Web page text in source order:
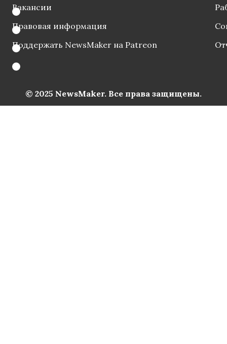
Вакансии
Правовая информация
Поддержать NewsMaker на Patreon
© 2025 NewsMaker. Все права защищены.